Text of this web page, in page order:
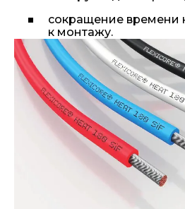
сокращение времени
к монтажу.